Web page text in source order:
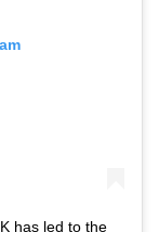
has led to the